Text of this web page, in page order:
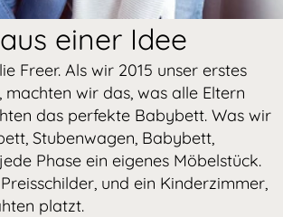
einer Idee
Freer. Als wir 2015 unser erstes
wir das, was alle Eltern
das perfekte Babybett. Was wir
Stubenwagen, Babybett,
Phase ein eigenes Möbelstück.
und ein Kinderzimmer,
platzt.